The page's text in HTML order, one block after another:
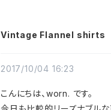
Vintage Flannel shirts
2017/10/04 16:23
こんにちは、worn. です。